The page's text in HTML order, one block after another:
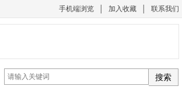
手机端浏览 加入收藏 联系我们